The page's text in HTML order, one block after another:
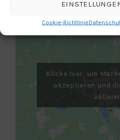
Cookie-Richtlinie
Klicke hier, um
akzeptieren und